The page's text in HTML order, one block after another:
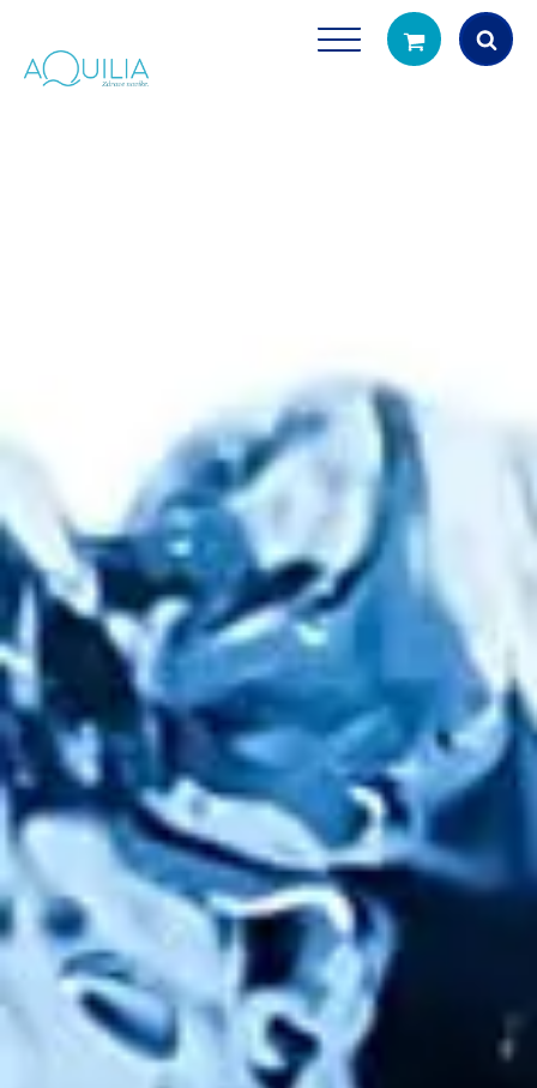
filtriranje vode za tuširanje
Vrčevi za
Potpuno prijenosno
čistu vodu za